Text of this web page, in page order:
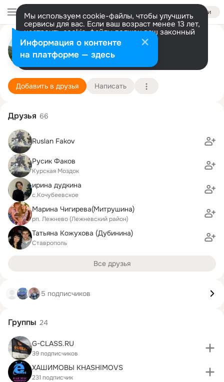
Войти
Мы используем cookie-файлы, чтобы улучшить
сервисы для вас. Если ваш возраст менее 13 лет,
настроить cookie-файлы должен ваш законный
представитель. Больше информации
Разрешить все Настроить
Андрей Хашимов
Москва
2 февраля (46 лет)
Рукавская школа
Подробнее
Добавить в друзья Написать
Друзья 66
Ruslan Fakov
Русик Факов
Курская Моздок
ирина дудкина
с.Кочубеевское
Марина Чигирева(Митрушина)
рп. Лежнево (Лежневский район)
Татьяна Кожухова (Дубинина)
Ставрополь
Все друзья
5 подписчиков
Группы 24
G-CLASS.RU
39 подписчиков
ХАШИМОВЫ KHASHIMOVS
231 подписчик
Информация о контенте
на платформе — здесь